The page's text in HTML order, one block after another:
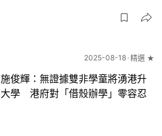
2025-08-18 精選 ★
施俊輝：無證據雙非學童將湧港升
大學 港府對「借殼辦學」零容忍